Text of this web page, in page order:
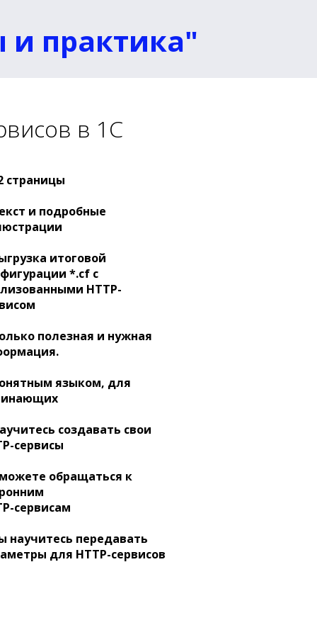
и практика"
в 1С
страницы
и подробные
итоговой
*.cf с
HTTP-
полезная и нужная
языком, для
создавать свои
сервисы
обращаться к
сервисам
научитесь передавать
для HTTP-сервисов